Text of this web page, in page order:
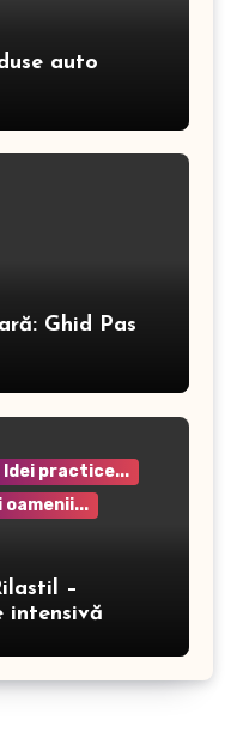
auto
Ghid Pas
Idei practice...
oamenii...
–
intensivă